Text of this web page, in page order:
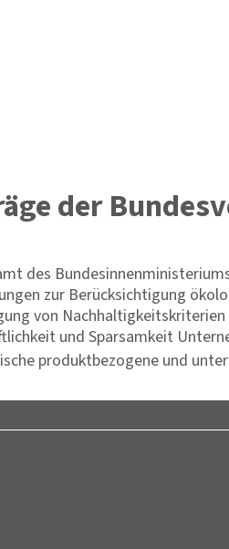
der
des
zur Berücksichtigung
von
und Sparsamkeit
produktbezogene und